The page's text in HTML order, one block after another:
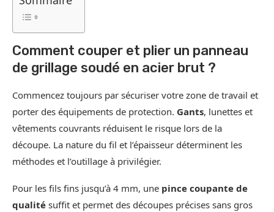
Comment couper et plier un panneau
de grillage soudé en acier brut ?
Commencez toujours par sécuriser votre zone de travail et
porter des équipements de protection. Gants, lunettes et
vêtements couvrants réduisent le risque lors de la
découpe. La nature du fil et l’épaisseur déterminent les
méthodes et l’outillage à privilégier.
Pour les fils fins jusqu’à 4 mm, une pince coupante de
qualité suffit et permet des découpes précises sans gros